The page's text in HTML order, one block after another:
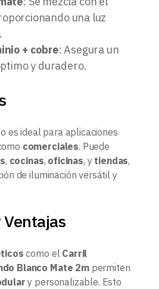
una luz
+ cobre: Asegura un
y duradero.
es ideal para aplicaciones
comerciales. Puede
, cocinas, oficinas, y tiendas,
de iluminación versátil y
Ventajas
como el Carril
Blanco Mate 2mpermiten
y personalizable. Esto